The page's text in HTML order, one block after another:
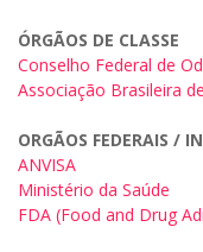
ÓRGÃOS DE CLASSE
Conselho Federal de
Associação Brasileira
ORGÃOS FEDERAIS /
ANVISA
Ministério da Saúde
FDA (Food and Drug